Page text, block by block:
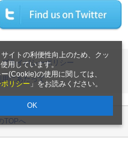
イトの利便性向上のため、クッ
用しています。
(Cookie)の使用に関しては、
リシー 」をお読みください。
OK
プライバシーポリシー
にあたって
TOPへ